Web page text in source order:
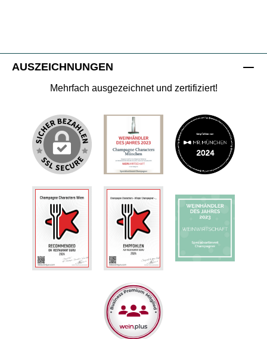
AUSZEICHNUNGEN
Mehrfach ausgezeichnet und zertifiziert!